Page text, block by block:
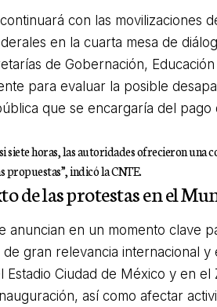
con las movilizaciones
en la cuarta mesa de
de Gobernación,
para evaluar la posible
que se encargaría del
siete horas, las autoridades ofrecieron
propuestas”, indicó la CNTE.
de las protestas en el
anuncian en un momento clave
gran relevancia internacional y
Estadio Ciudad de México y en
así como afectar